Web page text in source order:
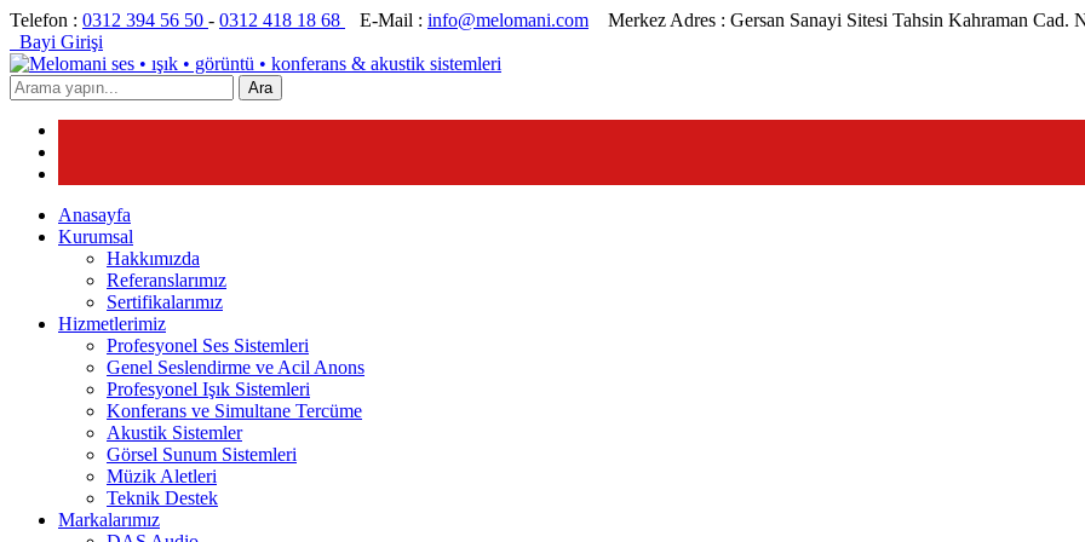
Telefon : 0312 394 56 50 - 0312 418 18 68 E-Mail : info@melomani.com Merkez Adres : Gersan Sanayi Sitesi Tahsin Kahraman Cad.
Bayi Girişi
Ara
Anasayfa
Kurumsal
Hakkımızda
Referanslarımız
Sertifikalarımız
Hizmetlerimiz
Profesyonel Ses Sistemleri
Genel Seslendirme ve Acil Anons
Profesyonel Işık Sistemleri
Konferans ve Simultane Tercüme
Akustik Sistemler
Görsel Sunum Sistemleri
Müzik Aletleri
Teknik Destek
Markalarımız